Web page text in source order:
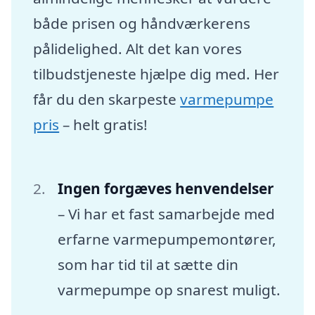
både prisen og håndværkerens
pålidelighed. Alt det kan vores
tilbudstjeneste hjælpe dig med. Her
får du den skarpestevarmepumpe
pris – helt gratis!
Ingen forgæves henvendelser
– Vi har et fast samarbejde med
erfarne varmepumpemontører,
som har tid til at sætte din
varmepumpe op snarest muligt.